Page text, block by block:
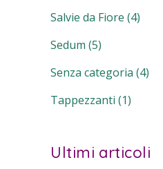
Salvie da Fiore (4)
Sedum (5)
Senza categoria (4)
Tappezzanti (1)
Ultimi articoli